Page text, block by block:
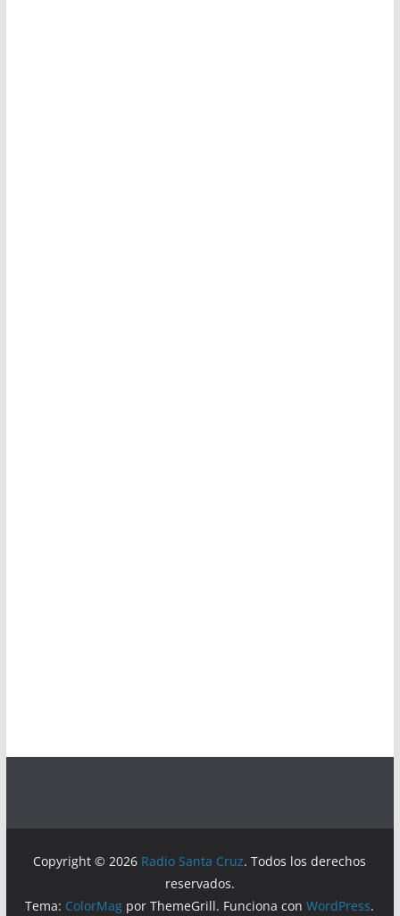
Copyright © 2026 Radio Santa Cruz. Todos los derechos
reservados.
Tema: ColorMag por ThemeGrill. Funciona conWordPress.